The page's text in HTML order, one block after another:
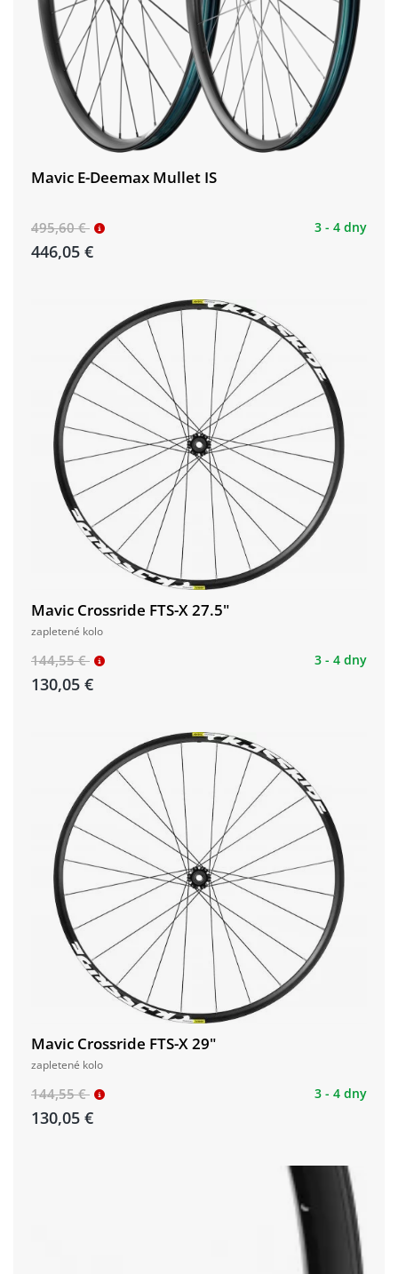
Mavic E-Deemax Mullet IS
495,60 €
446,05 €
3 - 4 dny
​​​​​​​Mavic Crossride FTS-X 27.5"
zapletené kolo
144,55 €
130,05 €
3 - 4 dny
​​​​​​​Mavic Crossride FTS-X 29"
zapletené kolo
144,55 €
130,05 €
3 - 4 dny